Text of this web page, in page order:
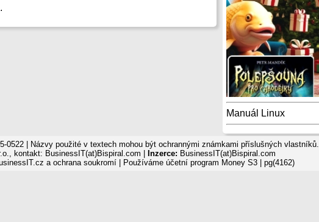
Manuál Linux
0522 | Názvy použité v textech mohou být ochrannými známkami příslušných vlastníků.
kontakt: BusinessIT(at)Bispiral.com |
Inzerce: BusinessIT(at)Bispiral.com
a ochrana soukromí| Používáme účetní program Money S3| pg(4162)